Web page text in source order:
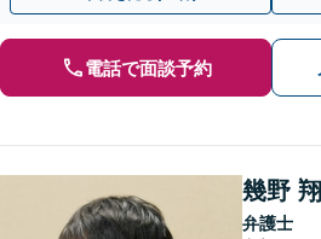
電話で面談予約
幾野
弁護士